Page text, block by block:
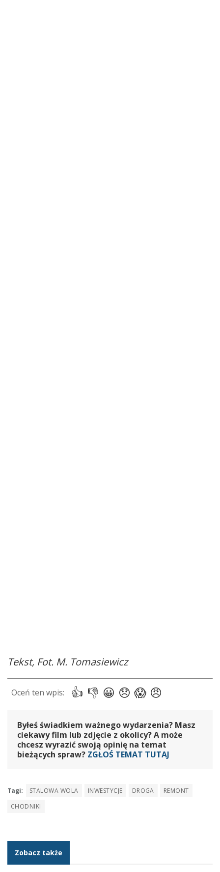
Tekst, Fot. M. Tomasiewicz
Byłeś świadkiem ważnego wydarzenia? Masz
ciekawy film lub zdjęcie z okolicy? A może
chcesz wyrazić swoją opinię na temat
bieżących spraw? ZGŁOŚ TEMAT TUTAJ
Tagi: STALOWA WOLA INWESTYCJE DROGA
REMONT
CHODNIKI
Zobacz także